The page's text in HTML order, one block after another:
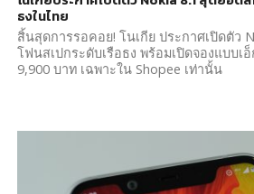
ธงในไทย
สิ้นสุดการรอคอย! โนเกีย ประกาศเปิดตัว
โฟนสเปกระดับเรือธง พร้อมเปิดจองแบบเ
9,900 บาท เฉพาะใน Shopee เท่านั้น